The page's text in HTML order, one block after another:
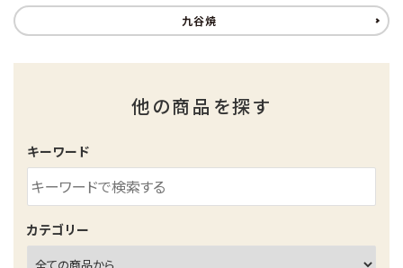
ガイドライン
プライバシーポリシー
特定商取引法について
お問い合わせ
ACCOUNT MENU
ようこそ ゲスト 様
九谷焼
他の商品を探す
キーワード
カテゴリー